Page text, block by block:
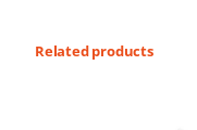
Related products